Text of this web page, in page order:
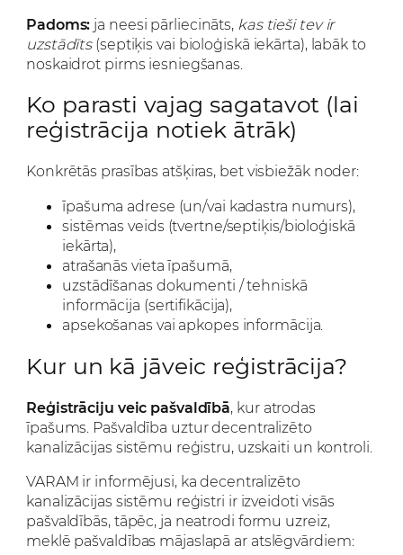
Padoms: ja neesi pārliecināts, kas tieši tev ir
uzstādīts(septiķis vai bioloģiskā iekārta), labāk to
noskaidrot pirms iesniegšanas.
Ko parasti vajag sagatavot (lai
reģistrācija notiek ātrāk)
Konkrētās prasības atšķiras, bet visbiežāk noder:
īpašuma adrese (un/vai kadastra numurs),
sistēmas veids (tvertne/septiķis/bioloģiskā
iekārta),
atrašanās vieta īpašumā,
uzstādīšanas dokumenti / tehniskā
informācija (sertifikācija),
apsekošanas vai apkopes informācija.
Kur un kā jāveic reģistrācija?
Reģistrāciju veic pašvaldībā, kur atrodas
īpašums. Pašvaldība uztur decentralizēto
kanalizācijas sistēmu reģistru, uzskaiti un kontroli.
VARAM ir informējusi, ka decentralizēto
kanalizācijas sistēmu reģistri ir izveidoti visās
pašvaldībās, tāpēc, ja neatrodi formu uzreiz,
meklē pašvaldības mājaslapā ar atslēgvārdiem: